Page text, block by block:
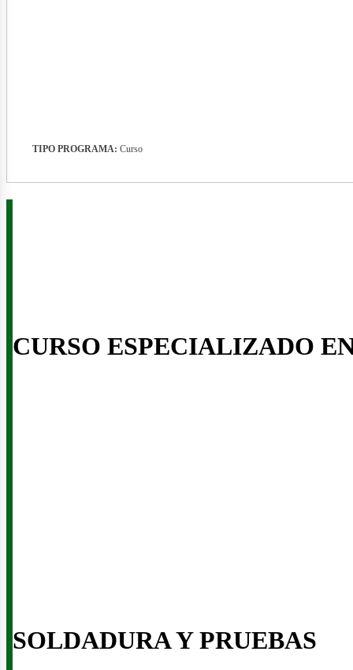
TIPO PROGRAMA: Curso
CURSO ESPECIALIZADO
SOLDADURA Y PRUEBAS